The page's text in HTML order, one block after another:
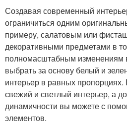
Создавая современный
ограничиться одним
примеру, салатовым или
декоративными предметами в
полномасштабным изменениям
выбрать за основу белый и
интерьер в равных пропорциях.
свежий и светлый интерьер, а
динамичности вы можете с
элементов.